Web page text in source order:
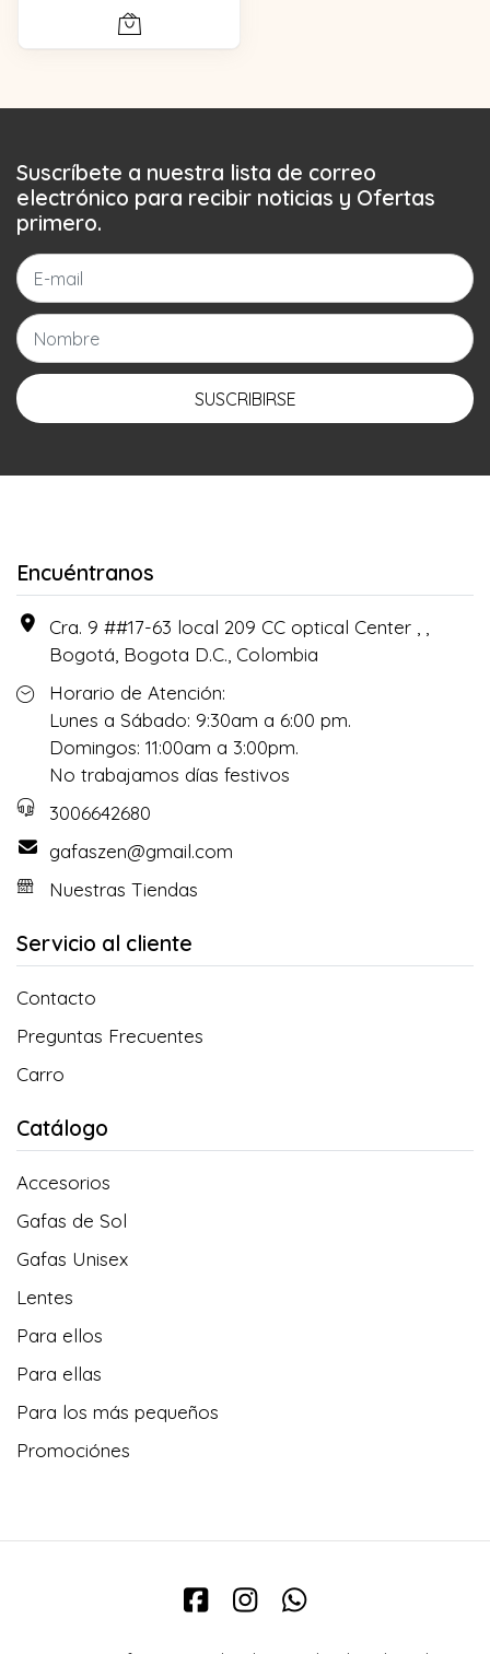
Suscríbete a nuestra lista de correo
electrónico para recibir noticias y Ofertas
primero.
SUSCRIBIRSE
Encuéntranos
Cra. 9 ##17-63 local 209 CC optical Center , ,
Bogotá, Bogota D.C., Colombia
Horario de Atención:
Lunes a Sábado: 9:30am a 6:00 pm.
Domingos: 11:00am a 3:00pm.
No trabajamos días festivos
3006642680
gafaszen@gmail.com
Nuestras Tiendas
Servicio al cliente
Contacto
Preguntas Frecuentes
Carro
Catálogo
Accesorios
Gafas de Sol
Gafas Unisex
Lentes
Para ellos
Para ellas
Para los más pequeños
Promociónes